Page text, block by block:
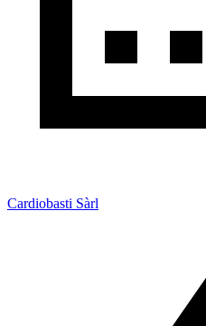
Cardiobasti Sàrl